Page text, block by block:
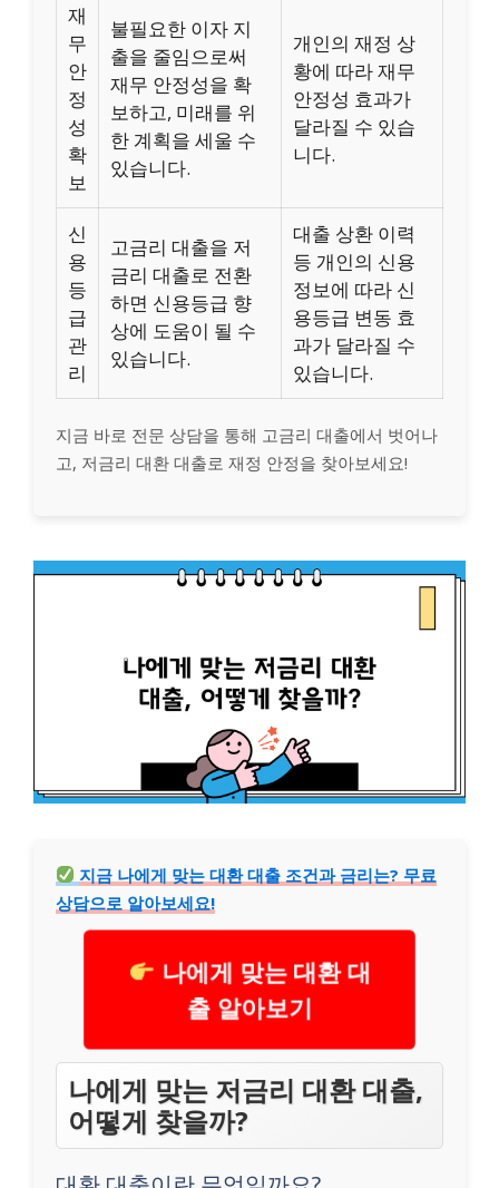
재
무
안
정
성
확
보
불필요한 이자 지
출을 줄임으로써
재무 안정성을 확
보하고, 미래를 위
한 계획을 세울 수
있습니다.
개인의 재정 상
황에 따라 재무
안정성 효과가
달라질 수 있습
니다.
신
용
등
급
관
리
고금리 대출을 저
금리 대출로 전환
하면 신용등급 향
상에 도움이 될 수
있습니다.
대출 상환 이력
등 개인의 신용
정보에 따라 신
용등급 변동 효
과가 달라질 수
있습니다.
지금 바로 전문 상담을 통해 고금리 대출에서 벗어나
고, 저금리 대환 대출로 재정 안정을 찾아보세요!
지금 나에게 맞는 대환 대출 조건과 금리는? 무료
상담으로 알아보세요!
나에게 맞는 대환 대
출 알아보기
나에게 맞는 저금리 대환 대출,
어떻게 찾을까?